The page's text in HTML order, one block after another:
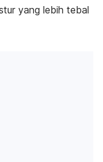
yang lebih tebal